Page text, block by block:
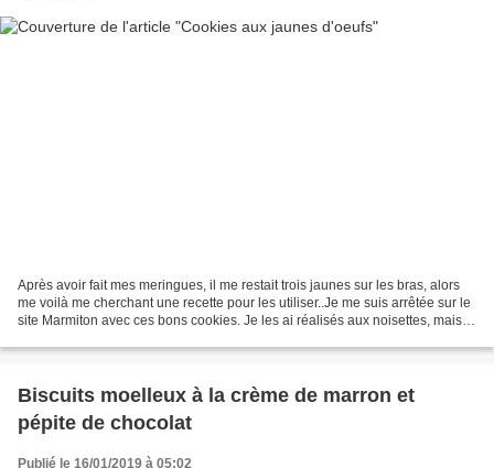
Après avoir fait mes meringues, il me restait trois jaunes sur les bras, alors
me voilà me cherchant une recette pour les utiliser..Je me suis arrêtée sur le
site Marmiton avec ces bons cookies. Je les ai réalisés aux noisettes, mais
Biscuits moelleux à la crème de marron et
pépite de chocolat
Publié le 16/01/2019 à 05:02